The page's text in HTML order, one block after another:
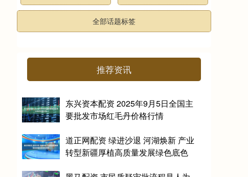
全部话题标签
推荐资讯
东兴资本配资 2025年9月5日全国主
要批发市场红毛丹价格行情
道正网配资 绿进沙退 河湖焕新 产业
转型新疆厚植高质量发展绿色底色